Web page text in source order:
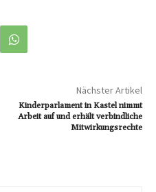
Nächster Artikel
Kinderparlament in Kastel nimmt
Arbeit auf und erhält verbindliche
Mitwirkungsrechte